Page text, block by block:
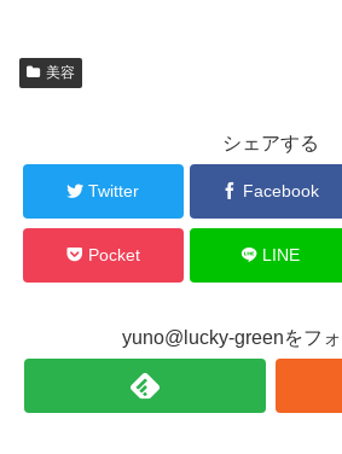
美容
シェアする
Twitter Facebook
Pocket LINE
yuno@lucky-greenをフ